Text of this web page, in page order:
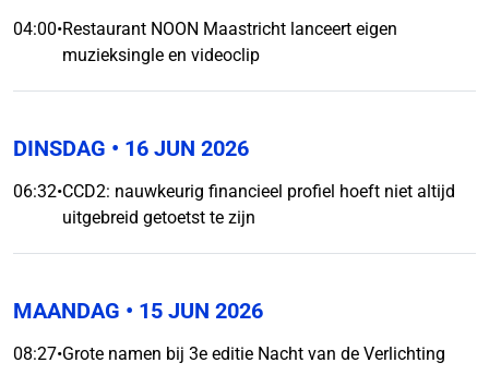
04:00•Restaurant NOON Maastricht lanceert eigen
muzieksingle en videoclip
DINSDAG • 16 JUN 2026
06:32•CCD2: nauwkeurig financieel profiel hoeft niet altijd
uitgebreid getoetst te zijn
MAANDAG • 15 JUN 2026
08:27•Grote namen bij 3e editie Nacht van de Verlichting